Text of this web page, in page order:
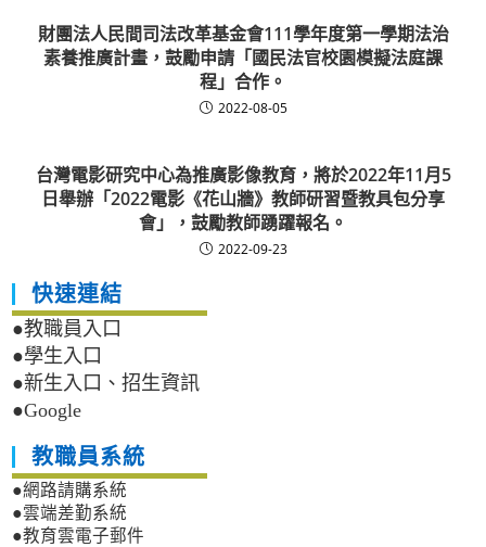
財團法人民間司法改革基金會111學年度第一學期法治
素養推廣計畫，鼓勵申請「國民法官校園模擬法庭課
程」合作。
2022-08-05
台灣電影研究中心為推廣影像教育，將於2022年11月5
日舉辦「2022電影《花山牆》教師研習暨教具包分享
會」，鼓勵教師踴躍報名。
2022-09-23
快速連結
●教職員入口
●學生入口
●新生入口、招生資訊
●Google
教職員系統
●網路請購系統
●雲端差勤系統
●教育雲電子郵件